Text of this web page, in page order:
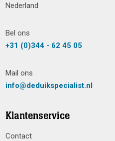
Nederland
Bel ons
+31 (0)344 - 62 45 05
Mail ons
info@deduikspecialist.nl
Klantenservice
Contact